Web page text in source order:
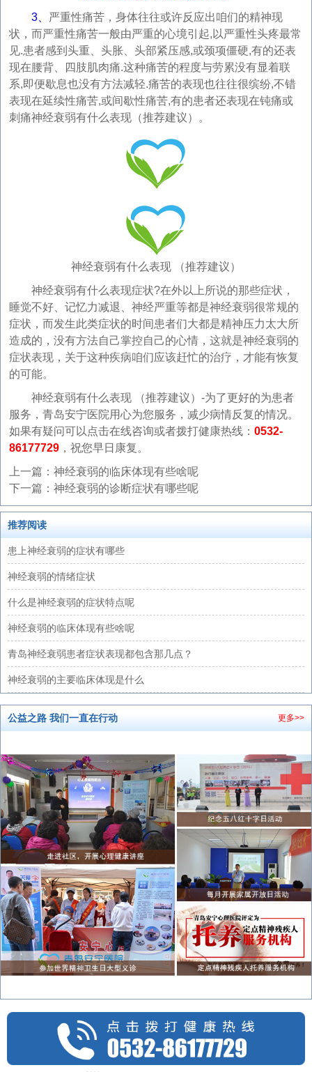
3、 严重性痛苦，身体往往或许反应出咱们的精神现
状，而严重性痛苦一般由严重的心境引起,以严重性头疼最常
见.患者感到头重、头胀、头部紧压感,或颈项僵硬,有的还表
现在腰背、四肢肌肉痛.这种痛苦的程度与劳累没有显着联
系,即便歇息也没有方法减轻.痛苦的表现也往往很缤纷,不错
表现在延续性痛苦,或间歇性痛苦,有的患者还表现在钝痛或
刺痛神经衰弱有什么表现（推荐建议）。
神经衰弱有什么表现 （推荐建议）
神经衰弱有什么表现症状?在外以上所说的那些症状，
睡觉不好、记忆力减退、神经严重等都是神经衰弱很常规的
症状，而发生此类症状的时间患者们大都是精神压力太大所
造成的，没有方法自己掌控自己的心情，这就是神经衰弱的
症状表现，关于这种疾病咱们应该赶忙的治疗，才能有恢复
的可能。
神经衰弱有什么表现 （推荐建议）-为了更好的为患者
服务，青岛安宁医院用心为您服务，减少病情反复的情况。
如果有疑问可以点击在线咨询或者拨打健康热线： 0532-
86177729 ，祝您早日康复。
上一篇： 神经衰弱的临床体现有些啥呢
下一篇： 神经衰弱的诊断症状有哪些呢
推荐阅读
患上神经衰弱的症状有哪些
神经衰弱的情绪症状
什么是神经衰弱的症状特点呢
神经衰弱的临床体现有些啥呢
青岛神经衰弱患者症状表现都包含那几点？
神经衰弱的主要临床体现是什么
公益之路 我们一直在行动 更多>>